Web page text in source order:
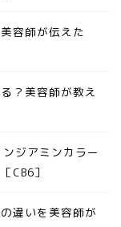
容師が伝えた
？美容師が教え
ジアミンカラー
CB6］
違いを美容師が